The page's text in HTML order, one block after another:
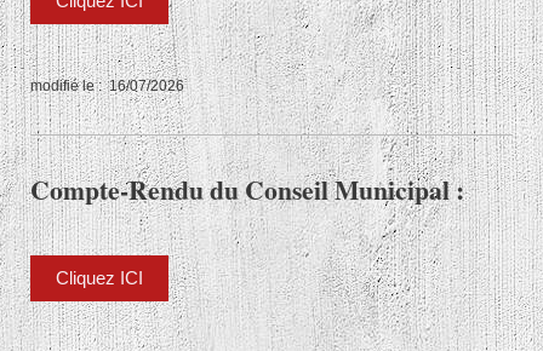
modifié le : 16/07/2026
Compte-Rendu du Conseil Municipal :
Cliquez ICI